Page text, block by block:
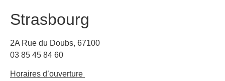
Strasbourg
2A Rue du Doubs, 67100
03 85 45 84 60
Horaires d’ouverture